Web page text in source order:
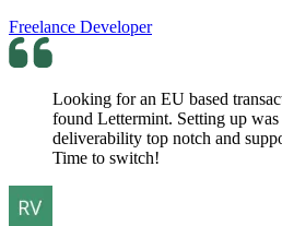
Freelance Developer
Looking for an EU based
found Lettermint. Setting up was
deliverability top notch and
Time to switch!